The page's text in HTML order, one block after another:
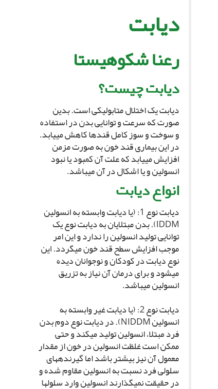
دیابت‏
رعنا شکوهى‏ستا
دیابت چیست؟
دیابت یک اختلال متابولیکى است. بدین
صورت که سرعت و توانایى بدن در استفاده
و سوخت و سوز کامل قندها کاهش مى‏یابد.
در این بیمارى قند خون به صورت مزمن
افزایش مى‏یابد که علت آن کمبود یا نبود
انسولین و یا اشکال در آن مى‏باشد.
انواع دیابت‏
دیابت نوع 1: (یا دیابت وابسته به انسولین
IDDM). بدن مبتلایان به دیابت نوع یک
توانایى تولید انسولین را ندارد و این امر
موجب افزایش سطح قند خون مى‏گردد. این
نوع دیابت در کودکان و نوجوانان دیده
مى‏شود و براى درمان آن نیاز به تزریق
انسولین مى‏باشد.
دیابت نوع 2: (یا دیابت غیر وابسته به
انسولین NIDDM). در دیابت نوع دوم بدن
فرد مبتلا، انسولین تولید مى‏کند و حتى
ممکن است غلظت انسولین در خون از مقدار
معمول آن نیز بیشتر باشد اما گیرنده‏هاى
سلولى فرد نسبت به انسولین مقاوم شده و
در حقیقت نمى‏گذارند انسولین وارد سلول‏ها